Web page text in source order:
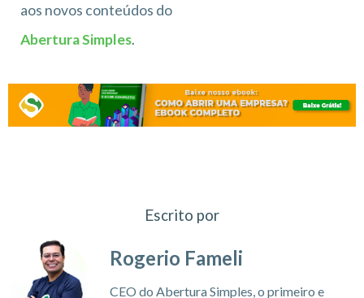
aos novos conteúdos do
Abertura Simples.
Escrito por
Rogerio Fameli
CEO do Abertura Simples, o primeiro e